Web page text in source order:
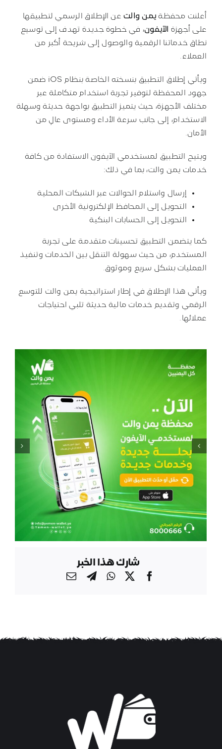
أعلنت محفظة يمن والتعن الإطلاق الرسمي لتطبيقها
على أجهزة الآيفون، في خطوة جديدة تهدف إلى توسيع
نطاق خدماتنا الرقمية والوصول إلى شريحة أكبر من
العملاء.
ويأتي إطلاق التطبيق بنسخته الخاصة بنظام iOS ضمن
جهود المحفظة لتوفير تجربة استخدام متكاملة عبر
مختلف الأجهزة، حيث يتميز التطبيق بواجهة حديثة وسهلة
الاستخدام، إلى جانب سرعة الأداء ومستوى عالٍ من
الأمان.
ويتيح التطبيق لمستخدمي الآيفون الاستفادة من كافة
خدمات يمن والت، بما في ذلك:
إرسال واستلام الحوالات عبر الشبكات المحلية
التحويل إلى المحافظ الإلكترونية الأخرى
التحويل إلى الحسابات البنكية
كما يتضمن التطبيق تحسينات متقدمة على تجربة
المستخدم، من حيث سهولة التنقل بين الخدمات وتنفيذ
العمليات بشكل سريع وموثوق.
ويأتي هذا الإطلاق في إطار استراتيجية يمن والت للتوسع
الرقمي وتقديم خدمات مالية حديثة تلبي احتياجات
عملائها.
شارك هذا الخبر